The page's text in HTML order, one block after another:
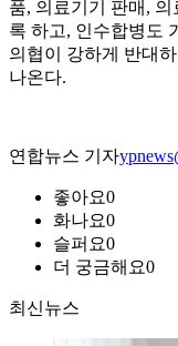
품, 의료기기 판매,
록 하고, 인수합병도
의협이 강하게 반대
나온다.
연합뉴스 기자
좋아요0
화나요0
슬퍼요0
더 궁금해요0
최신뉴스